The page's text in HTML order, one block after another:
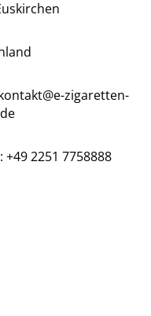
zigaretten-
+49 2251 7758888
0 von 5 Sternen